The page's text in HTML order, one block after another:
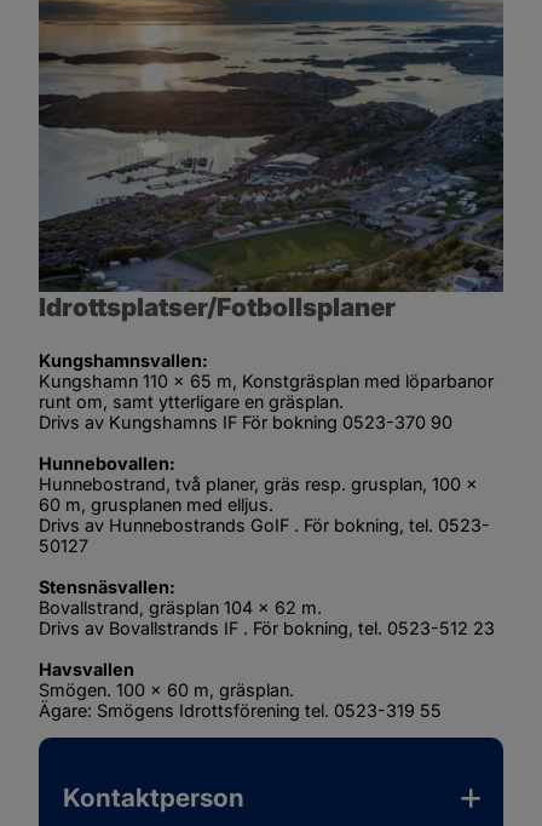
Idrottsplatser/Fotbollsplaner
Kungshamnsvallen:
Kungshamn 110 x 65 m, Konstgräsplan med löparbanor
runt om, samt ytterligare en gräsplan.
Drivs av Kungshamns IF För bokning 0523-370 90
Hunnebovallen:
Hunnebostrand, två planer, gräs resp. grusplan, 100 x
60 m, grusplanen med elljus.
Drivs av Hunnebostrands GoIF . För bokning, tel. 0523-
50127
Stensnäsvallen:
Bovallstrand, gräsplan 104 x 62 m.
Drivs av Bovallstrands IF . För bokning, tel. 0523-512 23
Havsvallen
Smögen. 100 x 60 m, gräsplan.
Ägare: Smögens Idrottsförening tel. 0523-319 55
Kontaktperson